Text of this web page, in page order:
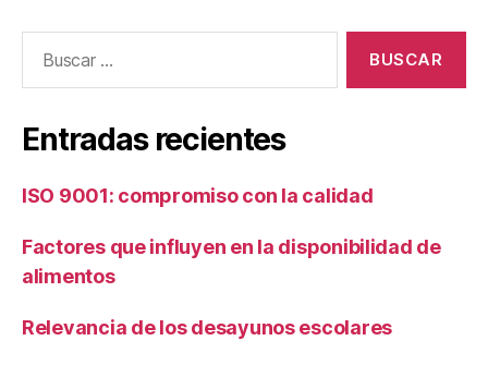
Entradas recientes
ISO 9001: compromiso con la calidad
Factores que influyen en la disponibilidad de
alimentos
Relevancia de los desayunos escolares